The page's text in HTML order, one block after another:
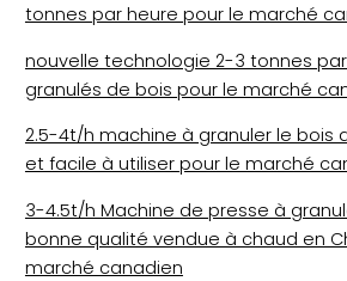
tonnes par heure pour le marché
nouvelle technologie 2-3 tonnes
granulés de bois pour le marché
2.5-4t/h machine à granuler le bois
et facile à utiliser pour le marché
3-4.5t/h Machine de presse à
bonne qualité vendue à chaud en
marché canadien